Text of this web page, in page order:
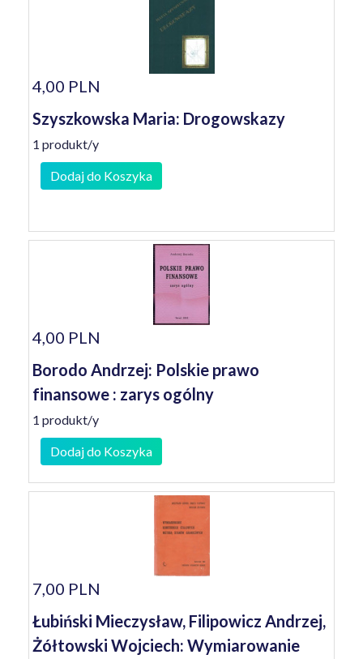
4,00 PLN
Szyszkowska Maria: Drogowskazy
1 produkt/y
Dodaj do Koszyka
4,00 PLN
Borodo Andrzej: Polskie prawo
finansowe : zarys ogólny
1 produkt/y
Dodaj do Koszyka
7,00 PLN
Łubiński Mieczysław, Filipowicz Andrzej,
Żółtowski Wojciech: Wymiarowanie